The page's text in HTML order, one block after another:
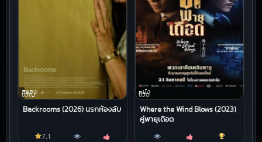
สยอง
ขวัญ
Backrooms (2026) นรกห้องลับ
7.1
หนัง
ชีวิต
Where the Wind Blows (2023)
คู่พายุเดือด